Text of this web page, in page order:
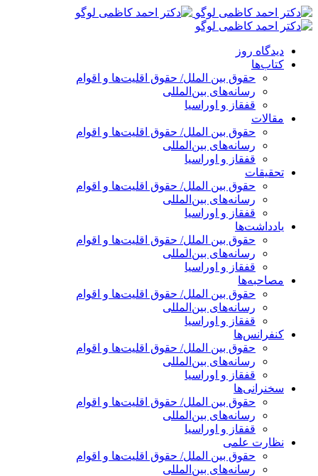
پرش
به
دیدگاه روز
کتاب‌ها
حقوق بین الملل/ حقوق اقلیت‌ها و اقوام
رسانه‌های بین‌المللی
قفقاز و اوراسیا
مقالات
حقوق بین الملل/ حقوق اقلیت‌ها و اقوام
رسانه‌های بین‌المللی
قفقاز و اوراسیا
تحقیقات
حقوق بین الملل/ حقوق اقلیت‌ها و اقوام
رسانه‌های بین‌المللی
قفقاز و اوراسیا
یادداشت‌ها
حقوق بین الملل/ حقوق اقلیت‌ها و اقوام
رسانه‌های بین‌المللی
قفقاز و اوراسیا
مصاحبه‌ها
حقوق بین الملل/ حقوق اقلیت‌ها و اقوام
رسانه‌های بین‌المللی
قفقاز و اوراسیا
کنفرانس‌ها
حقوق بین الملل/ حقوق اقلیت‌ها و اقوام
رسانه‌های بین‌المللی
قفقاز و اوراسیا
سخنرانی‌ها
حقوق بین الملل/ حقوق اقلیت‌ها و اقوام
رسانه‌های بین‌المللی
قفقاز و اوراسیا
نظارت علمی
حقوق بین الملل/ حقوق اقلیت‌ها و اقوام
رسانه‌های بین‌المللی